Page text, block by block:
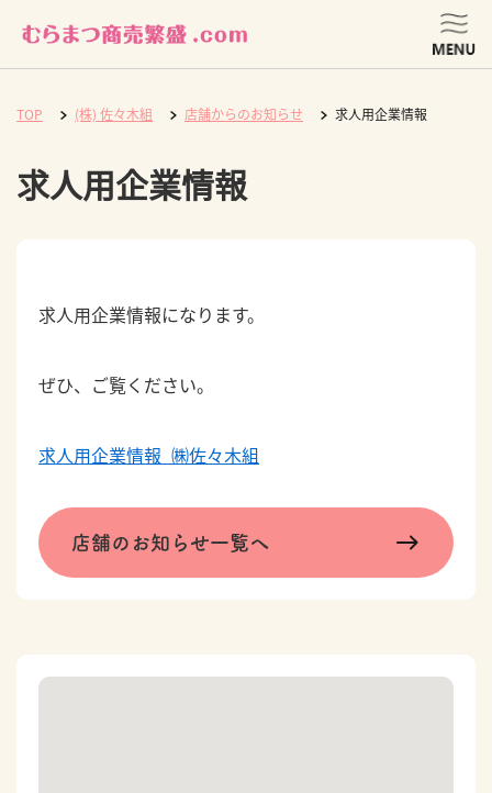
TOP (株) 佐々木組 店舗からのお知らせ 求人用企業情報
求人用企業情報
求人用企業情報になります。
ぜひ、ご覧ください。
求人用企業情報_㈱佐々木組
店舗のお知らせ一覧へ